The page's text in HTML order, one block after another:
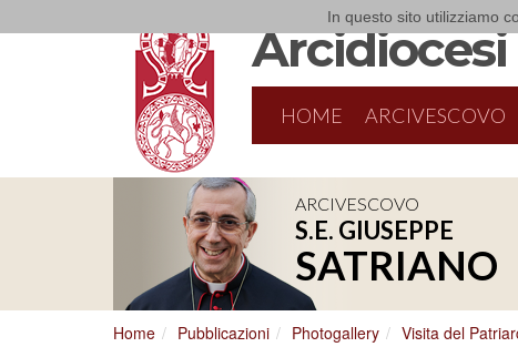
In questo sito utilizziamo
HOME ARCIVESCOVO
ARCIVESCOVO
S.E. GIUSEPPE
SATRIANO
8/17/2026
Conversano
Conferenza Episcopale Pugliese
Home Pubblicazioni Photogallery
Visita del